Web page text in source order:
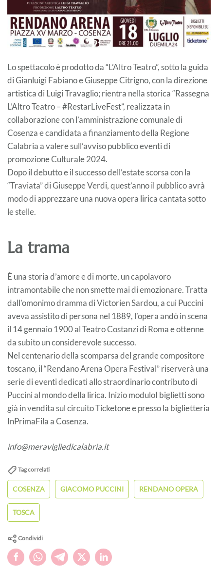
Lo spettacolo è prodotto da “L’Altro Teatro”, sotto la guida
di Gianluigi Fabiano e Giuseppe Citrigno, con la direzione
artistica di Luigi Travaglio; rientra nella storica “Rassegna
L’Altro Teatro – #RestarLiveFest”, realizzata in
collaborazione con l’amministrazione comunale di
Cosenza e candidata a finanziamento della Regione
Calabria a valere sull’avviso pubblico eventi di
promozione Culturale 2024.
Dopo il debutto e il successo dell’estate scorsa con la
“Traviata” di Giuseppe Verdi, quest’anno il pubblico avrà
modo di apprezzare una nuova opera lirica cantata sotto
le stelle.
La trama
È una storia d’amore e di morte, un capolavoro
intramontabile che non smette mai di emozionare. Tratta
dall’omonimo dramma di Victorien Sardou, a cui Puccini
aveva assistito di persona nel 1889, l’opera andò in scena
il 14 gennaio 1900 al Teatro Costanzi di Roma e ottenne
da subito un considerevole successo.
Nel centenario della scomparsa del grande compositore
toscano, il “Rendano Arena Opera Festival” riserverà una
serie di eventi dedicati allo straordinario contributo di
Puccini al mondo della lirica. Inizio moduloI biglietti sono
già in vendita sul circuito Ticketone e presso la biglietteria
InPrimaFila a Cosenza.
info@meravigliedicalabria.it
Tag correlati
COSENZA GIACOMO PUCCINI RENDANO OPERA
TOSCA
Condividi